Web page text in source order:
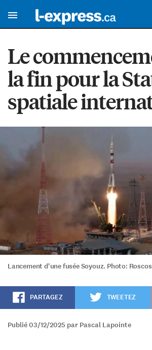
Le
la fin pour la
spatiale
Lancement d'une fusée Soyouz. Photo:
PARTAGEZ TWEETEZ
Publié 03/12/2025 par Pascal Lapointe